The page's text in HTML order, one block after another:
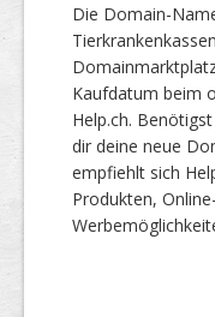
Die Domain-
Kaufdatum beim
Help.ch.
dir deine neue
empfiehlt sich
Produkten,